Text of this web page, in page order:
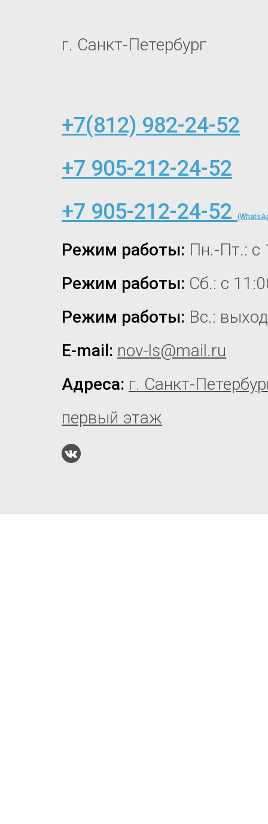
г. Санкт-Петербург
+7(812) 982-24-52
+7 905-212-24-52
+7 905-212-24-52
Режим работы: Пн.-Пт.: с
Режим работы: Сб.: с
Режим работы: Вс.:
E-mail: nov-ls@mail.ru
Адреса: г. Санкт-
первый этаж